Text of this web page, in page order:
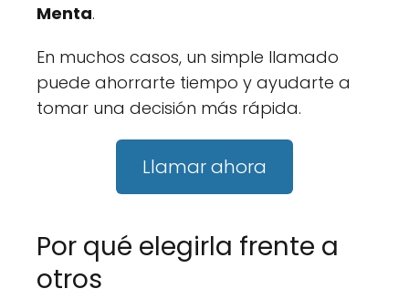
Menta.
En muchos casos, un simple llamado
puede ahorrarte tiempo y ayudarte a
tomar una decisión más rápida.
Llamar ahora
Por qué elegirla frente a
otros